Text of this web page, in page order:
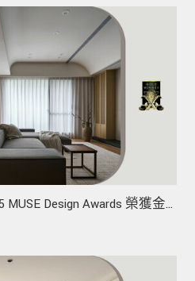
Design Awards 榮獲金